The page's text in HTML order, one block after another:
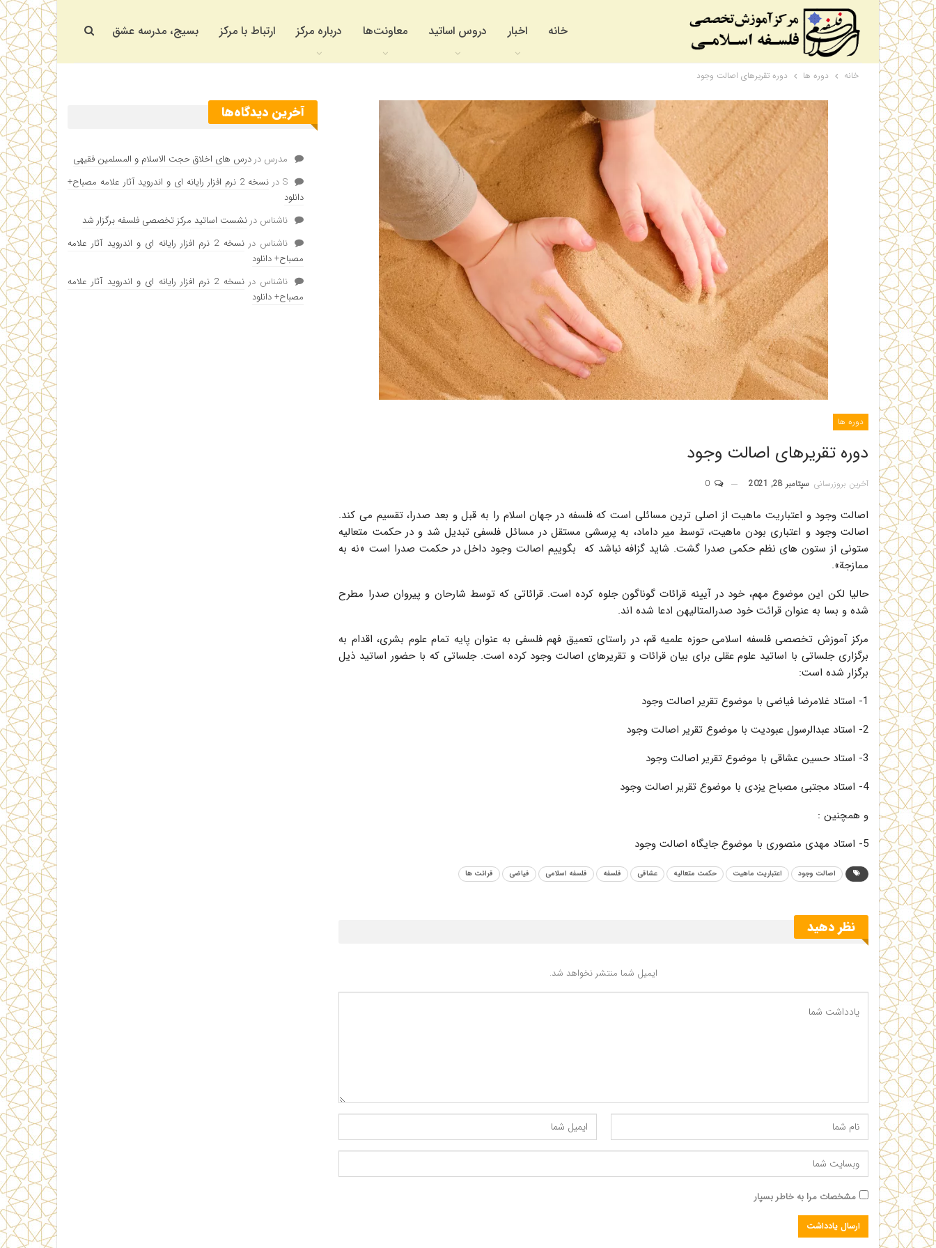
خانه اخبار دروس اساتید معاونت‌ها درباره مرکز ارتباط با مرکز بسیج، مدرسه عشق
خانه دوره ها دوره تقریرهای اصالت وجود
دوره ها
دوره تقریرهای اصالت وجود
آخرین بروزرسانی سپتامبر 28, 2021
اصالت وجود و اعتباریت ماهیت از اصلی ترین مسائلی است که فلسفه در جهان اسلام را به قبل و بعد صدرا، تقسیم می کند.
اصالت وجود و اعتباری بودن ماهیت، توسط میر داماد، به پرسشی مستقل در مسائل فلسفی تبدیل شد و در حکمت متعالیه
ستونی از ستون های نظم حکمی صدرا گشت. شاید گزافه نباشد که بگوییم اصالت وجود داخل در حکمت صدرا است «نه به
ممازجة».
حالیا لکن این موضوع مهم، خود در آیینه قرائات گوناگون جلوه کرده است. قرائاتی که توسط شارحان و پیروان صدرا مطرح
شده و بسا به عنوان قرائت خود صدرالمتالیهن ادعا شده اند.
مرکز آموزش تخصصی فلسفه اسلامی حوزه علمیه قم، در راستای تعمیق فهم فلسفی به عنوان پایه تمام علوم بشری، اقدام به
برگزاری جلساتی با اساتید علوم عقلی برای بیان قرائات و تقریرهای اصالت وجود کرده است. جلساتی که با حضور اساتید ذیل
برگزار شده است:
1- استاد غلامرضا فیاضی با موضوع تقریر اصالت وجود
2- استاد عبدالرسول عبودیت با موضوع تقریر اصالت وجود
3- استاد حسین عشاقی با موضوع تقریر اصالت وجود
4- استاد مجتبی مصباح یزدی با موضوع تقریر اصالت وجود
و همچنین :
5- استاد مهدی منصوری با موضوع جایگاه اصالت وجود
اصالت وجود اعتباریت ماهیت حکمت متعالیه عشاقی فلسفه فلسفه اسلامی فیاضی قرائت ها
نظر دهید
ایمیل شما منتشر نخواهد شد.
مشخصات مرا به خاطر بسپار
آخرین دیدگاه‌ها
مدرس در درس های اخلاق حجت الاسلام و المسلمین فقیهی
Sدر
نسخه 2 نرم افزار رایانه ای و اندروید آثار علامه مصباح+
دانلود
ناشناس در نشست اساتید مرکز تخصصی فلسفه برگزار شد
ناشناس در
نسخه 2 نرم افزار رایانه ای و اندروید آثار علامه
مصباح+ دانلود
ناشناس در
نسخه 2 نرم افزار رایانه ای و اندروید آثار علامه
مصباح+ دانلود